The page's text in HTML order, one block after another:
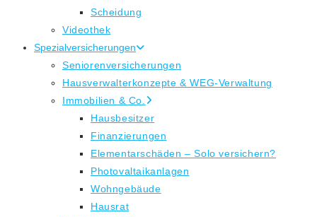
Scheidung
Videothek
Spezialversicherungen
Seniorenversicherungen
Hausverwalterkonzepte & WEG-Verwaltung
Immobilien & Co.
Hausbesitzer
Finanzierungen
Elementarschäden – Solo versichern?
Photovaltaikanlagen
Wohngebäude
Hausrat